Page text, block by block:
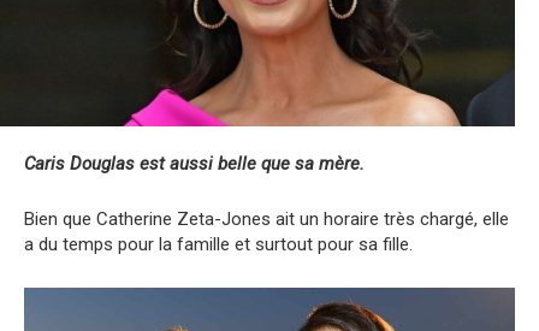
Caris Douglas est aussi belle que sa mère.
Bien que Catherine Zeta-Jones ait un horaire très chargé, elle
a du temps pour la famille et surtout pour sa fille.